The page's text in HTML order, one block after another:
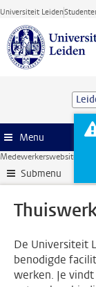
Ga direct naar de
Universiteit Leiden
Menu
Medewerkerswebsite
Submenu
De Universiteit
benodigde
werken. Je